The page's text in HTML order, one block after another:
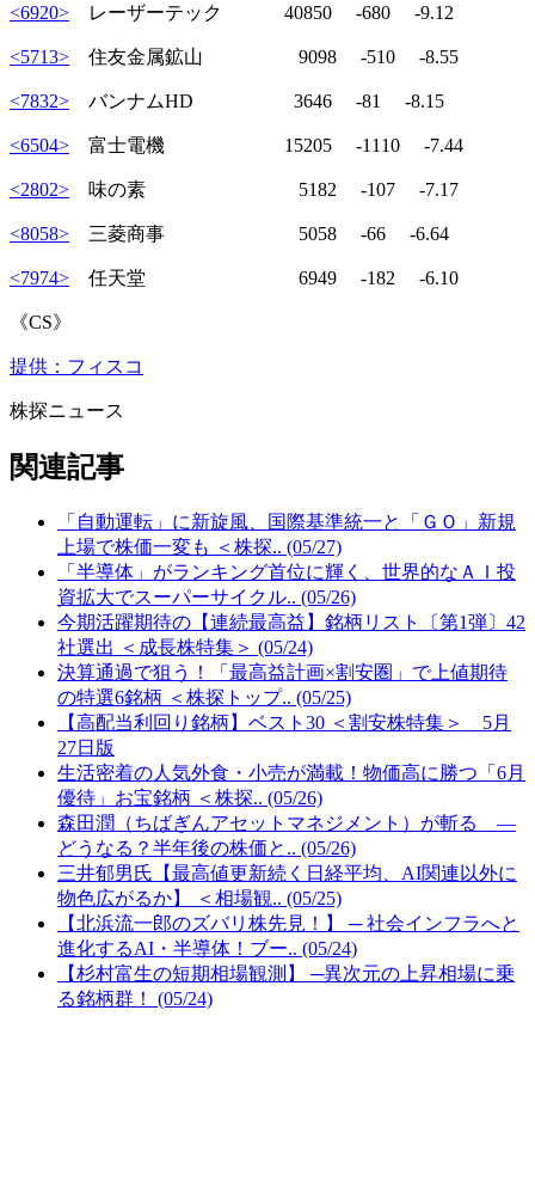
<6920> レーザーテック 40850 -680 -9.12
<5713> 住友金属鉱山 9098 -510 -8.55
<7832> バンナムHD 3646 -81 -8.15
<6504> 富士電機 15205 -1110 -7.44
<2802> 味の素 5182 -107 -7.17
<8058> 三菱商事 5058 -66 -6.64
<7974> 任天堂 6949 -182 -6.10
《CS》
提供：フィスコ
株探ニュース
関連記事
「自動運転」に新旋風、国際基準統一と「ＧＯ」新規
上場で株価一変も ＜株探.. (05/27)
「半導体」がランキング首位に輝く、世界的なＡＩ投
資拡大でスーパーサイクル.. (05/26)
今期活躍期待の【連続最高益】銘柄リスト〔第1弾〕42
社選出 ＜成長株特集＞ (05/24)
決算通過で狙う！「最高益計画×割安圏」で上値期待
の特選6銘柄 ＜株探トップ.. (05/25)
【高配当利回り銘柄】ベスト30 ＜割安株特集＞ 5月
27日版
生活密着の人気外食・小売が満載！物価高に勝つ「6月
優待」お宝銘柄 ＜株探.. (05/26)
森田潤（ちばぎんアセットマネジメント）が斬る ―
どうなる？半年後の株価と.. (05/26)
三井郁男氏【最高値更新続く日経平均、AI関連以外に
物色広がるか】 ＜相場観.. (05/25)
【北浜流一郎のズバリ株先見！】 ─ 社会インフラへと
進化するAI・半導体！ブー.. (05/24)
【杉村富生の短期相場観測】 ─異次元の上昇相場に乗
る銘柄群！ (05/24)